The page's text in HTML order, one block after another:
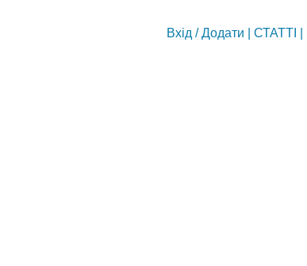
Вхід /Додати СТАТТІ